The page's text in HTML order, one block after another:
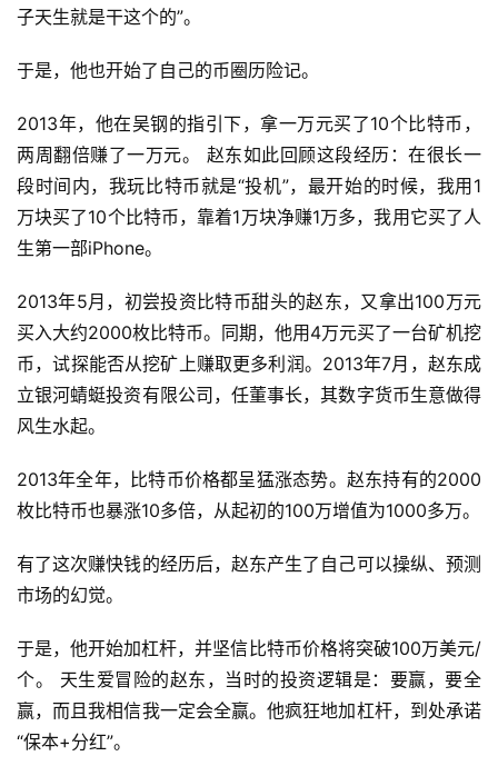
子天生就是干这个的”。
于是，他也开始了自己的币圈历险记。
2013年，他在吴钢的指引下，拿一万元买了10个比特币，
两周翻倍赚了一万元。 赵东如此回顾这段经历：在很长一
段时间内，我玩比特币就是“投机”，最开始的时候，我用1
万块买了10个比特币，靠着1万块净赚1万多，我用它买了人
生第一部iPhone。
2013年5月，初尝投资比特币甜头的赵东，又拿出100万元
买入大约2000枚比特币。同期，他用4万元买了一台矿机挖
币，试探能否从挖矿上赚取更多利润。2013年7月，赵东成
立银河蜻蜓投资有限公司，任董事长，其数字货币生意做得
风生水起。
2013年全年，比特币价格都呈猛涨态势。赵东持有的2000
枚比特币也暴涨10多倍，从起初的100万增值为1000多万。
有了这次赚快钱的经历后，赵东产生了自己可以操纵、预测
市场的幻觉。
于是，他开始加杠杆，并坚信比特币价格将突破100万美元/
个。 天生爱冒险的赵东，当时的投资逻辑是：要赢，要全
赢，而且我相信我一定会全赢。他疯狂地加杠杆，到处承诺
“保本+分红”。